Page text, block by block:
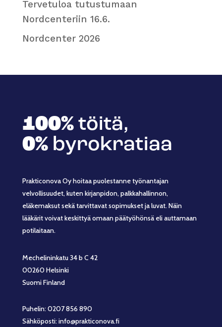
Tervetuloa tutustumaan
Nordcenteriin 16.6.
Nordcenter 2026
100%töitä,
0%byrokratiaa
Prakticonova Oy hoitaa puolestanne työnantajan
velvollisuudet, kuten kirjanpidon, palkkahallinnon,
eläkemaksut sekä tarvittavat sopimukset ja luvat. Näin
lääkärit voivat keskittyä omaan päätyöhönsä eli auttamaan
potilaitaan.
Mechelininkatu 34 b C 42
00260 Helsinki
Suomi Finland
Puhelin: 0207 856 890
Sähköposti: info@prakticonova.fi